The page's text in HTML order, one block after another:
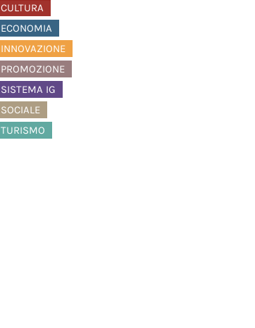
CULTURA
ECONOMIA
INNOVAZIONE
PROMOZIONE
SISTEMA IG
SOCIALE
TURISMO